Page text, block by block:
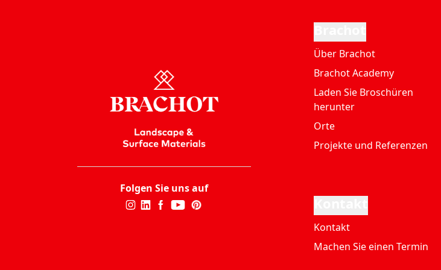
Folgen Sie uns auf
Über Brachot
Brachot Academy
Laden Sie Broschüren
herunter
Orte
Projekte und Referenzen
Kontakt
Machen Sie einen Termin